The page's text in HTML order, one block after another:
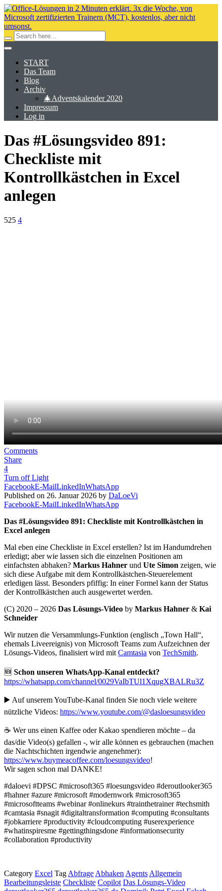
START
Das Team
Blog
Archiv
🎄Adventskalender 2020
Impressum
Log in
Das #Lösungsvideo 891:
Checkliste mit
Kontrollkästchen in Excel
anlegen
525 4
Comments
Share
4
Turn off Light
FacebookE-MailLinkedInWhatsApp
Published on 26. Januar 2026 by DaLoeVi
FacebookE-MailLinkedInWhatsApp
Das #Lösungsvideo 891: Checkliste mit Kontrollkästchen in
Excel anlegen
Mal eben eine Checkliste in Excel erstellen? Ist im Handumdrehen
erledigt; aber wie lassen sich die einzelnen Positionen am
einfachsten abhaken? Markus Hahner und Ute Simon zeigen, wie
sich diese Aufgabe mit dem Kontrollkästchen-Steuerelement
erledigen lässt. Besonders pfiffig: In einer Formel kann der Status
der Kontrollkästchen auch ausgewertet werden.
(C) 2020 – 2026 Das Lösungs-Video by Markus Hahner & Kai
Schneider
Wir nutzen die Versammlungs-Funktion (englisch „Town Hall“,
ehemals Liveereignis) von Microsoft Teams zum Aufzeichnen der
Lösungs-Videos, finalisiert wird mit Camtasia von TechSmith.
🆕 Schon unseren WhatsApp-Kanal entdeckt?
https://whatsapp.com/channel/0029VaIbTUl1XqugXBALRu3Z
▶️ Auf unserem YouTube-Kanal finden Sie noch viele weitere
nützliche Videos: https://www.youtube.com/@dasloesungsvideo
☕ Wer uns einen Kaffee oder Kakao spendieren möchte – da
das/die Video(s) gefallen -, wir alle können es gebrauchen (machen
die Nachtschichten irgendwie angenehmer):
https://www.buymeacoffee.com/loesungsvideo!
Wir sagen schon mal DANKE!
#daloevi #DPSC #microsoft365 #loesungsvideo #deroutlooker365
#hahner #azure #microsoft #modernwork #microsoft365
#microsoftteams #webinar #onlinekurs #trainthetrainer #techsmith
#camtasia #snagit #digitaltransformation #computing #consultants
#jobkarriere #productivity #cloudcomputing #userexperience
#whatinspiresme #gettingthingsdone #informationsecurity
#collaboration #productivity
Category Excel Tag Abfrage Abhaken Agents Allgemein
Bearbeitungsleiste Checkliste Copilot Das Lösungs-Video